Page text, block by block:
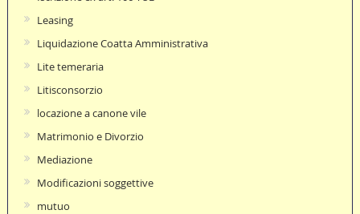
Leasing
Liquidazione Coatta Amministrativa
Lite temeraria
Litisconsorzio
locazione a canone vile
Matrimonio e Divorzio
Mediazione
Modificazioni soggettive
mutuo